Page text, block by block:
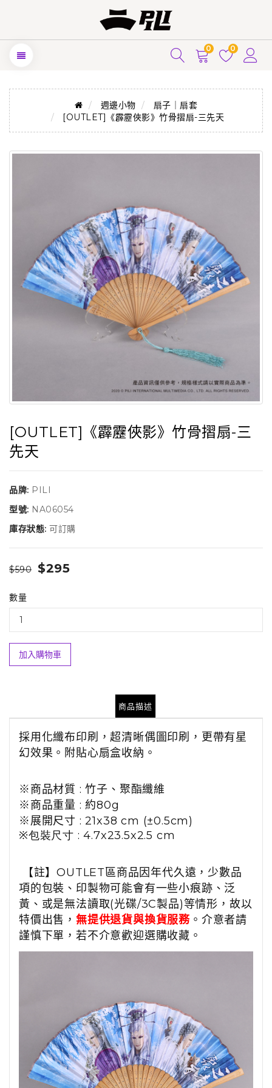
0 0
週邊小物
扇子｜扇套
[OUTLET]《霹靂俠影》竹骨摺扇-三先天
[OUTLET]《霹靂俠影》竹骨摺扇-三
先天
品牌: PILI
型號: NA06054
庫存狀態: 可訂購
$590 $295
數量
加入購物車
商品描述
採用化纖布印刷，超清晰偶圖印刷，更帶有星
幻效果。附貼心扇盒收納。
※商品材質 :竹子、聚酯纖維
※商品重量 : 約80g
※展開尺寸 :21x38 cm (±0.5cm)
※包裝尺寸 :4.7x23.5x2.5 cm
【註】OUTLET區商品因年代久遠，少數品
項的包裝、印製物可能會有一些小痕跡、泛
黃、或是無法讀取(光碟/3C製品)等情形，故以
特價出售， 無提供退貨與換貨服務 。介意者請
謹慎下單，若不介意歡迎選購收藏。